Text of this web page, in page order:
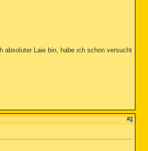
absoluter Laie bin, habe ich schon versucht
#2